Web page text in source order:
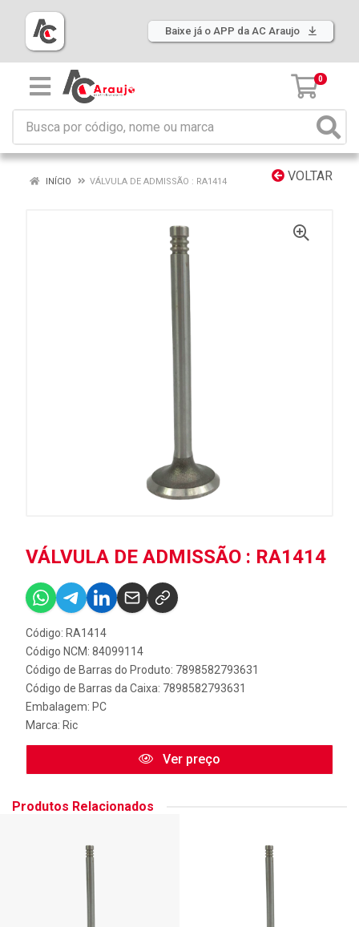
Baixe já o APP da AC Araujo
0
VOLTAR
INÍCIO VÁLVULA DE ADMISSÃO : RA1414
VÁLVULA DE ADMISSÃO : RA1414
Código: RA1414
Código NCM: 84099114
Código de Barras do Produto: 7898582793631
Código de Barras da Caixa: 7898582793631
Embalagem: PC
Marca: Ric
Ver preço
Produtos Relacionados